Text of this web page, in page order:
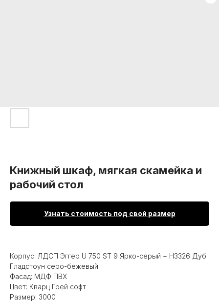
Книжный шкаф, мягкая скамейка и
рабочий стол
Узнать стоимость под свой размер
Корпус: ЛДСП Эггер U 750 ST 9 Ярко-серый + Н3326 Дуб
Гладстоун серо-бежевый
Фасад: МДФ ПВХ
Цвет: Кварц Грей софт
Размер: 3000